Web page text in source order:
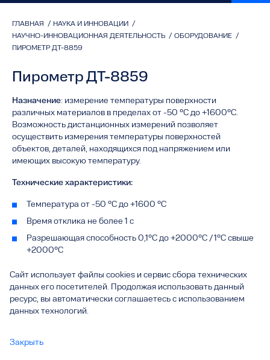
ГЛАВНАЯ / НАУКА И ИННОВАЦИИ /
НАУЧНО-ИННОВАЦИОННАЯ ДЕЯТЕЛЬНОСТЬ / ОБОРУДОВАНИЕ /
ПИРОМЕТР ДТ-8859
Пирометр ДТ-8859
Назначение: измерение температуры поверхности
различных материалов в пределах от -50 °C до +1600°C.
Возможность дистанционных измерений позволяет
осуществить измерения температуры поверхностей
объектов, деталей, находящихся под напряжением или
имеющих высокую температуру.
Технические характеристики:
Температура от -50 °С до +1600 °С
Время отклика не более 1 с
Разрешающая способность 0,1°С до +2000°С / 1°С свыше
+2000°С
Оптическое разрешение 50:1
Изменение коэффициента излучения измеряемых
поверхностей Регулируемый 0,10 ~ 1,0
Вес 290 г
Сайт использует файлы cookies и сервис сбора технических
данных его посетителей. Продолжая использовать данный
ресурс, вы автоматически соглашаетесь с использованием
данных технологий.
Закрыть